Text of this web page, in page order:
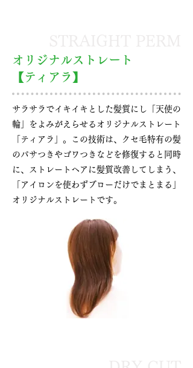
オリジナルストレート
【ティアラ】
サラサラでイキイキとした髪質にし「天使の
輪」をよみがえらせるオリジナルストレート
「ティアラ」。この技術は、クセ毛特有の髪
のパサつきやゴワつきなどを修復すると同時
に、ストレートヘアに髪質改善してしまう、
「アイロンを使わずブローだけでまとまる」
オリジナルストレートです。